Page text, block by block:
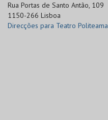
Rua Portas de Santo Antão, 109
1150-266 Lisboa
Direcções para Teatro Politeama